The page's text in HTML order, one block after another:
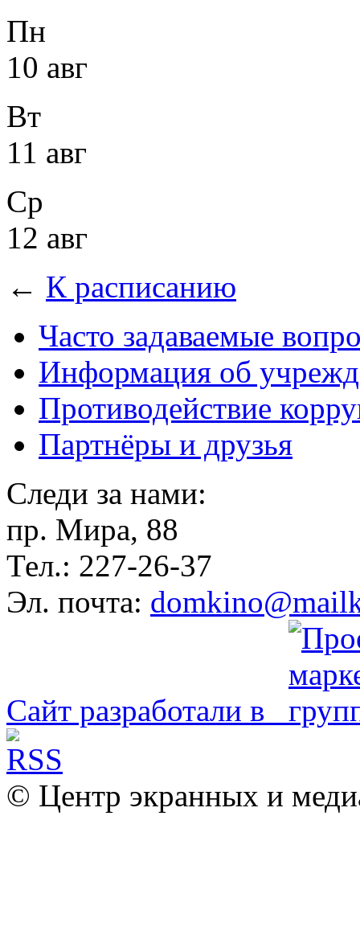
Пн
10 авг
Вт
11 авг
Ср
12 авг
← К расписанию
Часто задаваемые
Информация об
Противодействие
Партнёры и друзья
Следи за нами:
пр. Мира, 88
Тел.: 227-26-37
Эл. почта:
Сайт разработали в
© Центр экранных и